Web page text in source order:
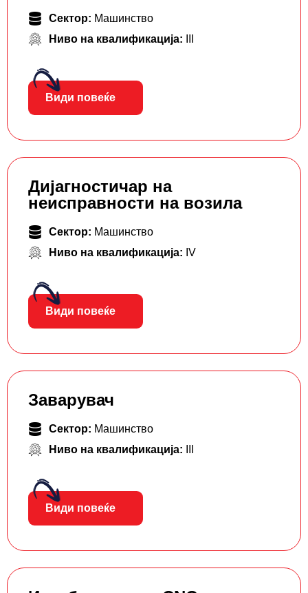
Сектор: Машинство
Ниво на квалификација:
Види повеќе
Дијагностичар на
неисправности на возила
Сектор: Машинство
Ниво на квалификација: IV
Види повеќе
Заварувач
Сектор: Машинство
Ниво на квалификација:
Види повеќе